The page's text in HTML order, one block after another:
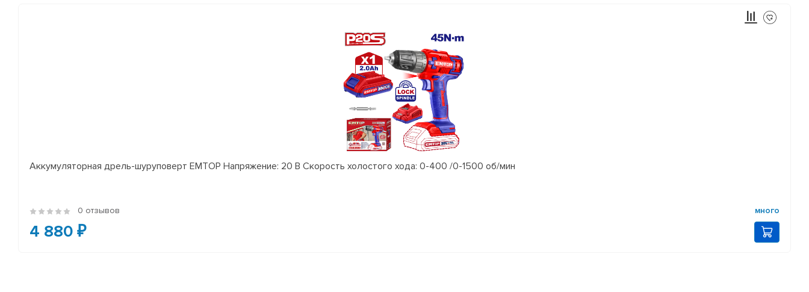
Аккумуляторная дрель-шуруповерт EMTOP Напряжение: 20 В Скорость холостого хода: 0-400 /0-1500 об/мин
0 отзывов много
4 880 ₽